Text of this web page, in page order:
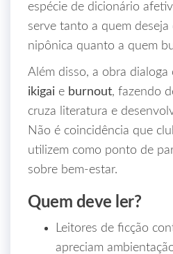
espécie de dicionário
serve tanto a quem
nipônica quanto a quem
Além disso, a obra dialoga
ikigai e burnout, fazendo
cruza literatura e
Não é coincidência que
utilizem como ponto de
sobre bem‑estar.
Quem deve ler?
Leitores de ficção
apreciam